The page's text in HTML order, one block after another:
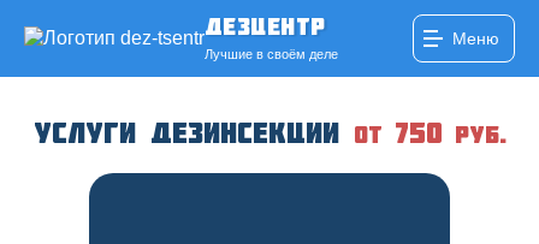
ДезЦентр
Лучшие в своём деле
Меню
Услуги дезинсекции от 750 руб.